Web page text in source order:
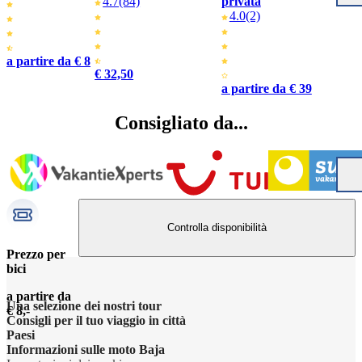
a partire da € 8
€ 32,50
4.0(2)
a partire da € 39
Consigliato da...
Prezzo per
bici
a partire da
€ 8,-
Controlla disponibilità
Una selezione dei nostri tour
Consigli per il tuo viaggio in città
Paesi
Informazioni sulle moto Baja